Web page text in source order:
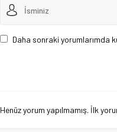
Daha sonraki yorumlarımda
Henüz yorum yapılmamış. İlk